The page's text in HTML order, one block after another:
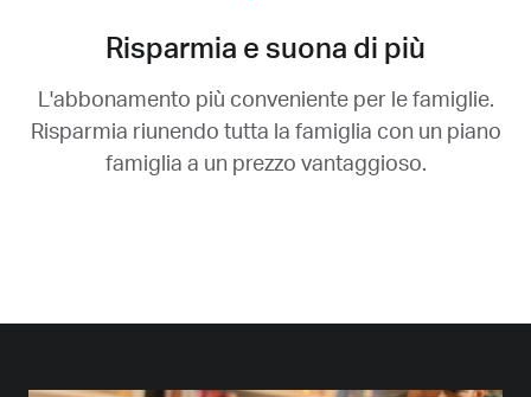
Risparmia e suona di più
L'abbonamento più conveniente per le famiglie.
Risparmia riunendo tutta la famiglia con un piano
famiglia a un prezzo vantaggioso.